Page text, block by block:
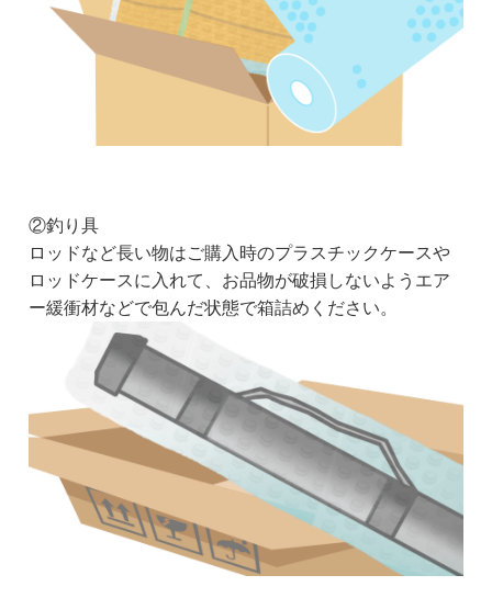
②釣り具
ロッドなど長い物はご購入時のプラスチックケースや
ロッドケースに入れて、お品物が破損しないようエア
ー緩衝材などで包んだ状態で箱詰めください。